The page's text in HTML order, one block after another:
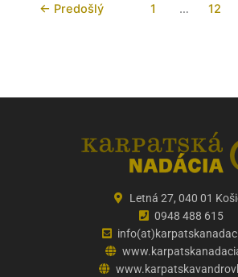
← Predošlý 1 … 12
Letná 27, 040 01
0948 488 615